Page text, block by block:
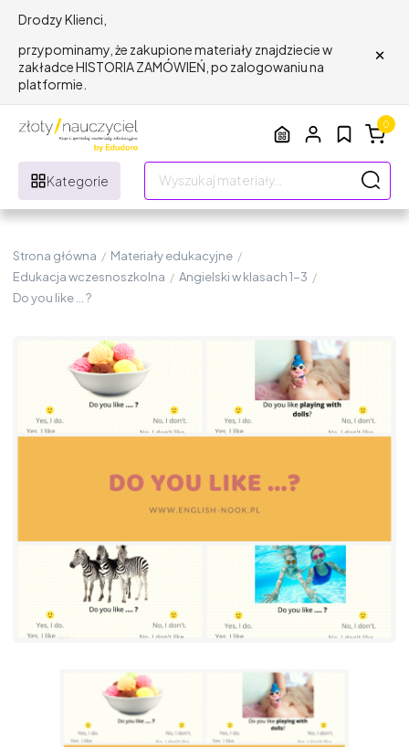
Drodzy Klienci,
przypominamy, że zakupione materiały znajdziecie w
zakładce HISTORIA ZAMÓWIEŃ, po zalogowaniu na
platformie.
×
Kategorie
0
Strona główna / Materiały edukacyjne /
Edukacja wczesnoszkolna / Angielski w klasach 1-3 /
Do you like ... ?